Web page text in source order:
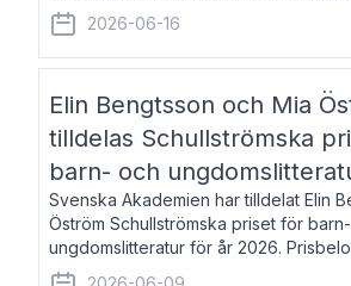
fri vistelse i Akademiens lägenhet i
Åsbrink, född 1965 oc
2026-06-16
Elin Bengtsson och Mia
tilldelas Schullströmska
barn- och
Svenska Akademien har tilldelat Elin
Öström Schullströmska priset för
ungdomslitteratur för år 2026.
kronor vardera. Elin Bengtsson, född